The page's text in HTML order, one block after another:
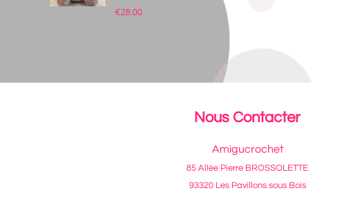
€28.00
Nous Contacter
Amigucrochet
85 Allée Pierre BROSSOLETTE
93320 Les Pavillons sous Bois